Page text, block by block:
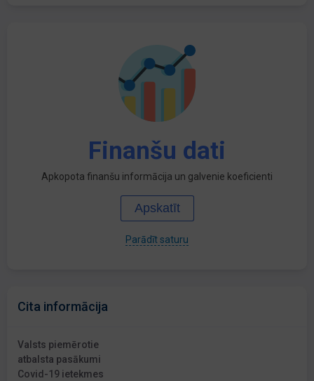
Finanšu dati
Apkopota finanšu informācija un galvenie koeficienti
Apskatīt
Parādīt saturu
Cita informācija
Valsts piemērotie
atbalsta pasākumi
Covid-19 ietekmes